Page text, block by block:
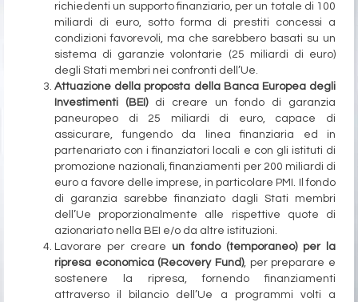
richiedenti un supporto finanziario, per un totale di 100
miliardi di euro, sotto forma di prestiti concessi a
condizioni favorevoli, ma che sarebbero basati su un
sistema di garanzie volontarie (25 miliardi di euro)
degli Stati membri nei confronti dell’Ue.
Attuazione della proposta della Banca Europea degli
Investimenti (BEI)di creare un fondo di garanzia
paneuropeo di 25 miliardi di euro, capace di
assicurare, fungendo da linea finanziaria ed in
partenariato con i finanziatori locali e con gli istituti di
promozione nazionali, finanziamenti per 200 miliardi di
euro a favore delle imprese, in particolare PMI. Il fondo
di garanzia sarebbe finanziato dagli Stati membri
dell’Ue proporzionalmente alle rispettive quote di
azionariato nella BEI e/o da altre istituzioni.
Lavorare per creare un fondo (temporaneo) per la
ripresa economica (Recovery Fund), per preparare e
sostenere la ripresa, fornendo finanziamenti
attraverso il bilancio dell’Ue a programmi volti a